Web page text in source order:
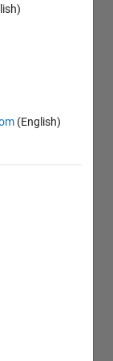
(English)